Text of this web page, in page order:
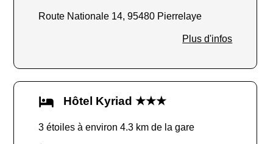
Route Nationale 14, 95480 Pierrelaye
Plus d'infos
Hôtel Kyriad ★★★
3 étoiles à environ 4.3 km de la gare